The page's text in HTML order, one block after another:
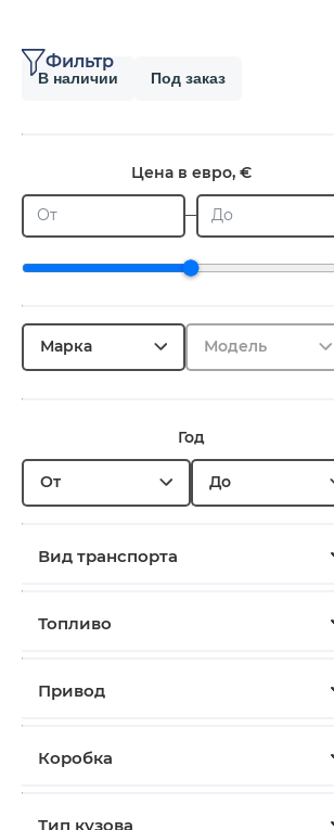
Фильтр
В наличии Под заказ
Цена в евро, €
От До
Марка Модель
Год
От До
Вид транспорта
Топливо
Привод
Коробка
Тип кузова